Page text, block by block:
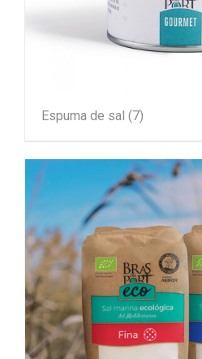
Espuma de sal (7)